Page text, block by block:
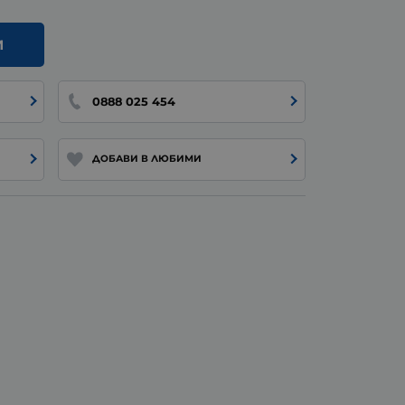
0888 025 454
ДОБАВИ В ЛЮБИМИ